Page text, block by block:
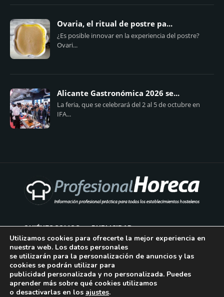
Ovaria, el ritual de postre pa...
¿Es posible innovar en la experiencia del postre?
Ovari...
Alicante Gastronómica 2026 se...
La feria, que se celebrará del 2 al 5 de octubre en
IFA...
QUIÉNES SOMOS PUBLICIDAD
AVISO LEGAL
POLÍTICA DE COOKIES
POLÍTICA DE PRIVACIDAD
Utilizamos cookies para ofrecerte la mejor experiencia en
nuestra web. Los datos personales
se utilizarán para la personalización de anuncios y las
cookies se podrán utilizar para
publicidad personalizada y no personalizada. Puedes
aprender más sobre qué cookies utilizamos
o desactivarlas en los ajustes.